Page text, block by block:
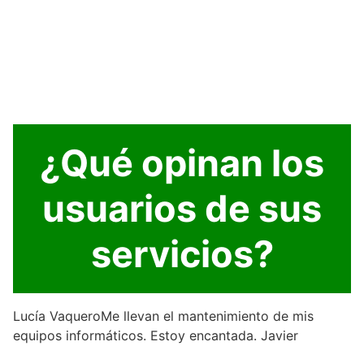
¿Qué opinan los
usuarios de sus
servicios?
Lucía VaqueroMe llevan el mantenimiento de mis
equipos informáticos. Estoy encantada. Javier